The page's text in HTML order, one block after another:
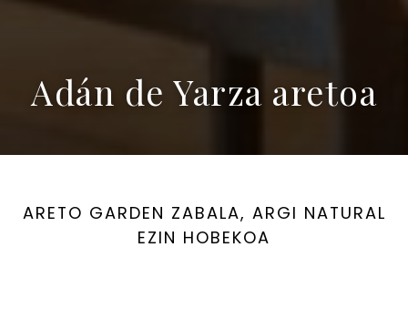
Adán de Yarza aretoa
ARETO GARDEN ZABALA, ARGI NATURAL
EZIN HOBEKOA